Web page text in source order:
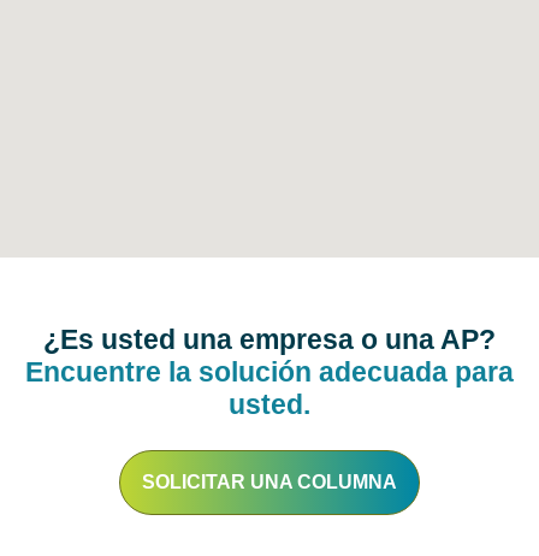
¿Es usted una empresa o una AP?
Encuentre la solución adecuada para
usted.
SOLICITAR UNA COLUMNA